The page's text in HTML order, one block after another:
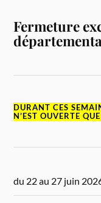
Fermeture
DURANT CES
N’EST OUVERTE
du 22 au 27 juin